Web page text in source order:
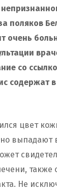
поляков
очень
со
содержат
цвет
выпадают
также
Не